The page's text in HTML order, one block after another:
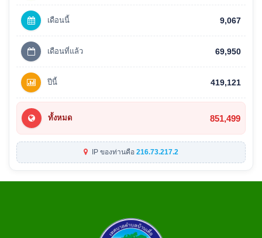
เดือนนี้ 9,067
เดือนที่แล้ว 69,950
ปีนี้ 419,121
ทั้งหมด 851,499
IP ของท่านคือ 216.73.217.2